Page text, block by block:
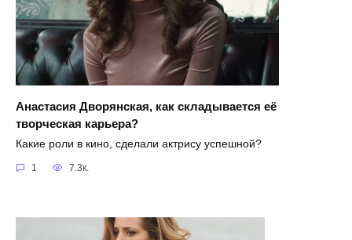
Анастасия Дворянская, как складывается её
творческая карьера?
Какие роли в кино, сделали актрису успешной?
1 7.3к.